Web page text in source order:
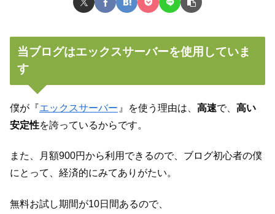
当ブログはエックスサーバーを使用していま
す
僕が『エックスサーバー 』を使う理由は、 高速で、 高い
安定性を誇っているからです。
また、月額900円から利用できるので、ブログ初心者の僕
にとって、経済的にみてありがたい。
無料お試し期間が10日間あるので、